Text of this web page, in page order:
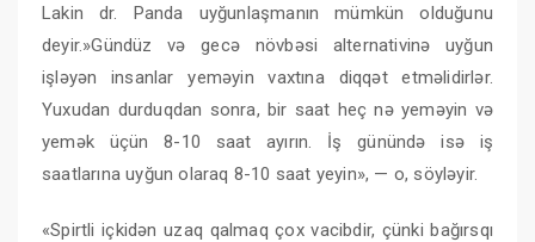
Lakin dr. Panda uyğunlaşmanın mümkün olduğunu
deyir.»Gündüz və gecə növbəsi alternativinə uyğun
işləyən insanlar yeməyin vaxtına diqqət etməlidirlər.
Yuxudan durduqdan sonra, bir saat heç nə yeməyin və
yemək üçün 8-10 saat ayırın. İş günündə isə iş
saatlarına uyğun olaraq 8-10 saat yeyin», — o, söyləyir.
«Spirtli içkidən uzaq qalmaq çox vacibdir, çünki bağırsqı